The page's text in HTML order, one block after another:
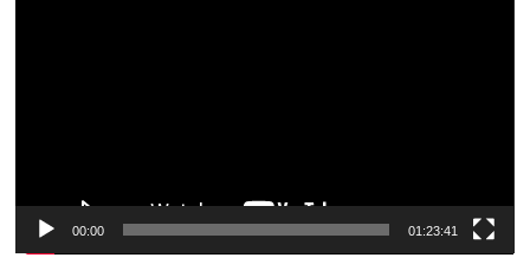
00:00 01:23:41